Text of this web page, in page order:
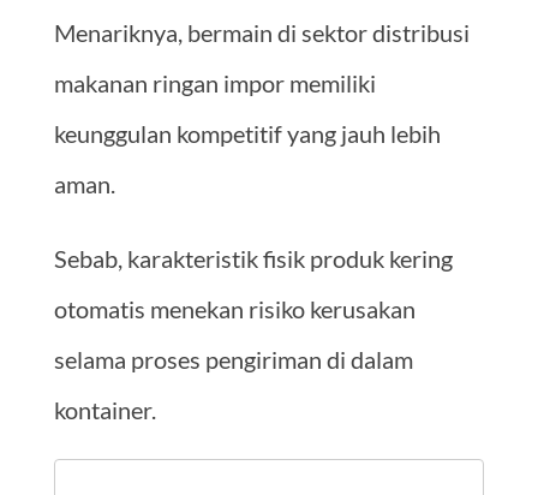
Menariknya, bermain di sektor distribusi
makanan ringan impor memiliki
keunggulan kompetitif yang jauh lebih
aman.
Sebab, karakteristik fisik produk kering
otomatis menekan risiko kerusakan
selama proses pengiriman di dalam
kontainer.